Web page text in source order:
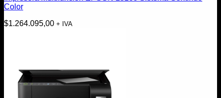
Color
$1.264.095,00 + IVA